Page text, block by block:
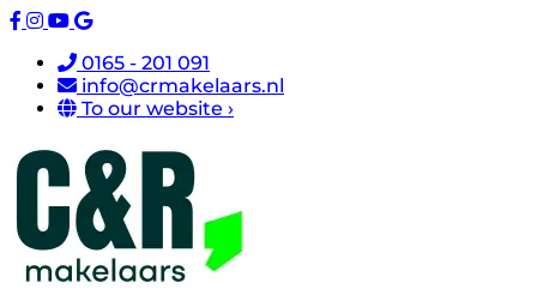
0165 - 201 091
info@crmakelaars.nl
To our website ›